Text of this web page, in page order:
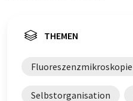
THEMEN
Fluoreszenzmikroskopie
Selbstorganisation